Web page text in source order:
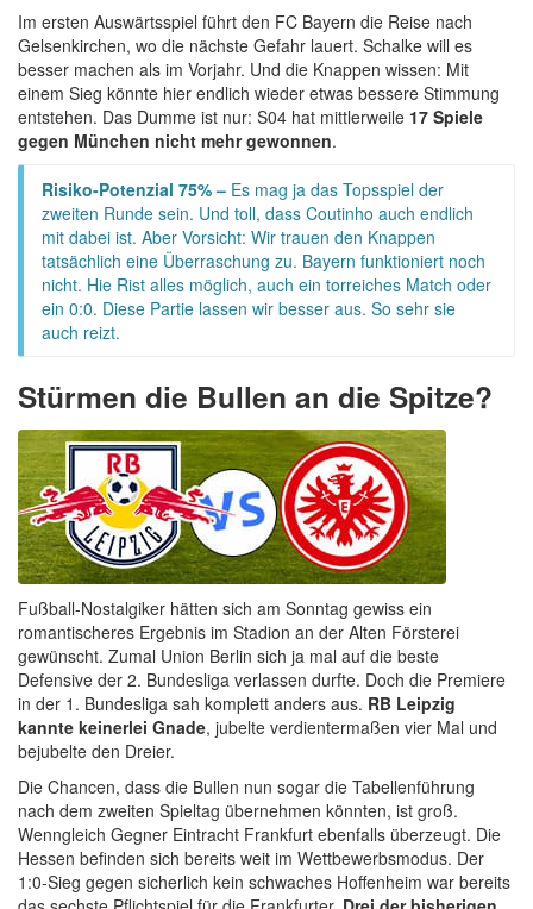
Im ersten Auswärtsspiel führt den FC Bayern die Reise nach
Gelsenkirchen, wo die nächste Gefahr lauert. Schalke will es
besser machen als im Vorjahr. Und die Knappen wissen: Mit
einem Sieg könnte hier endlich wieder etwas bessere Stimmung
entstehen. Das Dumme ist nur: S04 hat mittlerweile 17 Spiele
gegen München nicht mehr gewonnen.
Risiko-Potenzial 75% – Es mag ja das Topsspiel der
zweiten Runde sein. Und toll, dass Coutinho auch endlich
mit dabei ist. Aber Vorsicht: Wir trauen den Knappen
tatsächlich eine Überraschung zu. Bayern funktioniert noch
nicht. Hie Rist alles möglich, auch ein torreiches Match oder
ein 0:0. Diese Partie lassen wir besser aus. So sehr sie
auch reizt.
Stürmen die Bullen an die Spitze?
Fußball-Nostalgiker hätten sich am Sonntag gewiss ein
romantischeres Ergebnis im Stadion an der Alten Försterei
gewünscht. Zumal Union Berlin sich ja mal auf die beste
Defensive der 2. Bundesliga verlassen durfte. Doch die Premiere
in der 1. Bundesliga sah komplett anders aus. RB Leipzig
kannte keinerlei Gnade, jubelte verdientermaßen vier Mal und
bejubelte den Dreier.
Die Chancen, dass die Bullen nun sogar die Tabellenführung
nach dem zweiten Spieltag übernehmen könnten, ist groß.
Wenngleich Gegner Eintracht Frankfurt ebenfalls überzeugt. Die
Hessen befinden sich bereits weit im Wettbewerbsmodus. Der
1:0-Sieg gegen sicherlich kein schwaches Hoffenheim war bereits